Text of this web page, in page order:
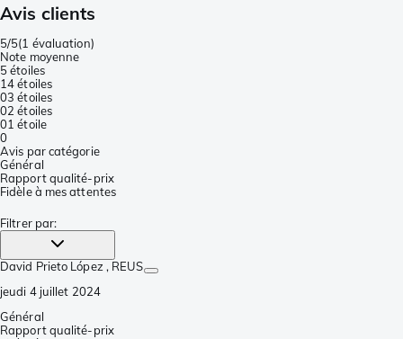
Avis clients
5/5(1 évaluation)
Note moyenne
5 étoiles
14 étoiles
03 étoiles
02 étoiles
01 étoile
0
Avis par catégorie
Général
Rapport qualité-prix
Fidèle à mes attentes
Filtrer par:
David Prieto López , REUS
jeudi 4 juillet 2024
Général
Rapport qualité-prix